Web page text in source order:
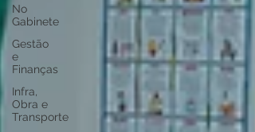
No
Gabinete
Gestão
e
Finanças
Infra,
Obra e
Transporte